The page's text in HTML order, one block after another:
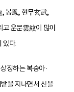
, 봉鳳, 현무玄武,
운문雲紋이 많이
있다.
징하는 복숭아·
을 지나면서 신을